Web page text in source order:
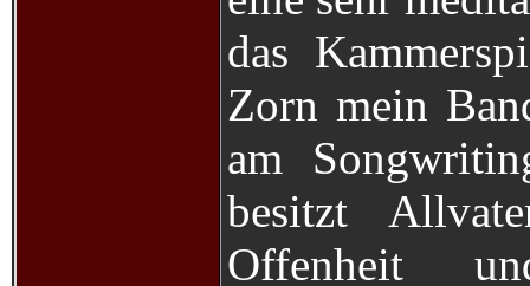
das
Zorn mein
am
besitzt
Offenheit